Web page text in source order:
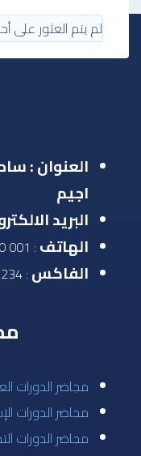
لم يتم العثور على
اجيم
البريد
الهاتف : 001 660 75
الفاكس : 234 660 75
مجاضر الدورات
مجاضر الدورات
مجاضر الدورات